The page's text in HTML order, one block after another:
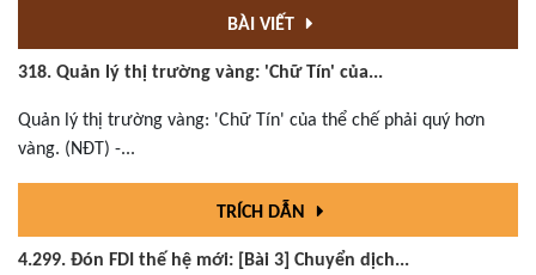
BÀI VIẾT
318. Quản lý thị trường vàng: 'Chữ Tín' của...
Quản lý thị trường vàng: 'Chữ Tín' của thể chế phải quý hơn
vàng. (NĐT) -...
TRÍCH DẪN
4.299. Đón FDI thế hệ mới: [Bài 3] Chuyển dịch...